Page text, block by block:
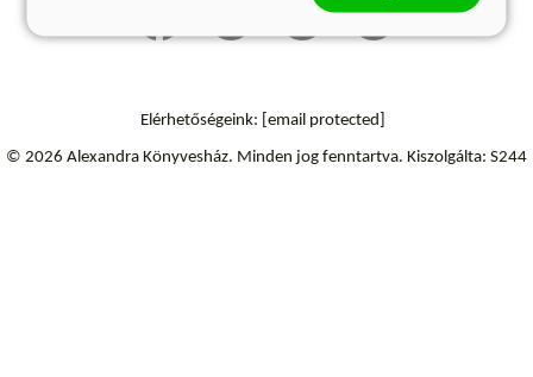
Elérhetőségeink: [email protected]
© 2026 Alexandra Könyvesház. Minden jog fenntartva. Kiszolgálta: S244